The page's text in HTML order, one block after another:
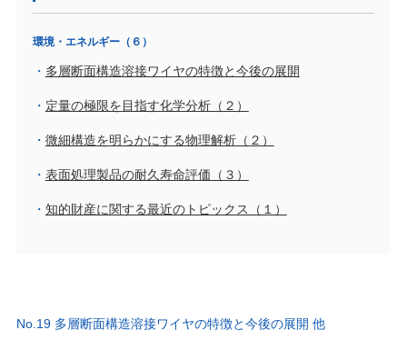
環境・エネルギー（６）
多層断面構造溶接ワイヤの特徴と今後の展開
定量の極限を目指す化学分析（２）
微細構造を明らかにする物理解析（２）
表面処理製品の耐久寿命評価（３）
知的財産に関する最近のトピックス（１）
No.19 多層断面構造溶接ワイヤの特徴と今後の展開 他